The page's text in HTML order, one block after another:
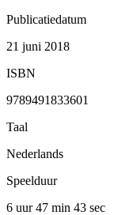
Publicatiedatum
21 juni 2018
ISBN
9789491833601
Taal
Nederlands
Speelduur
6 uur 47 min 43 sec